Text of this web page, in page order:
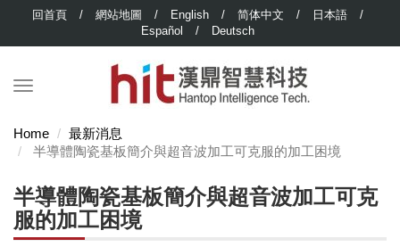
回首頁 / 網站地圖 / English / 简体中文 / 日本語
/
Español
/ Deutsch
Home
最新消息
半導體陶瓷基板簡介與超音波加工可克服的加工困境
半導體陶瓷基板簡介與超音波加工可克
服的加工困境